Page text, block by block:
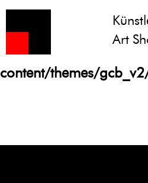
Notice
: Undefined
/homepages/21/
content/themes/
Art